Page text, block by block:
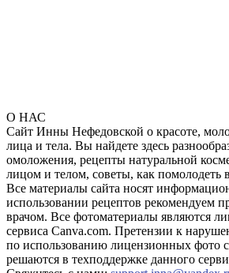
О НАС
Сайт Инны Нефедовской о красоте,
лица и тела. Вы найдете здесь
омоложения, рецепты натуральной
лицом и телом, советы, как помолодеть
Все материалы сайта носят
использовании рецептов рекомендуем
врачом. Все фотоматериалы являются
сервиса Canva.com. Претензии к
по использованию лицензионных фото
решаются в техподдержке данного